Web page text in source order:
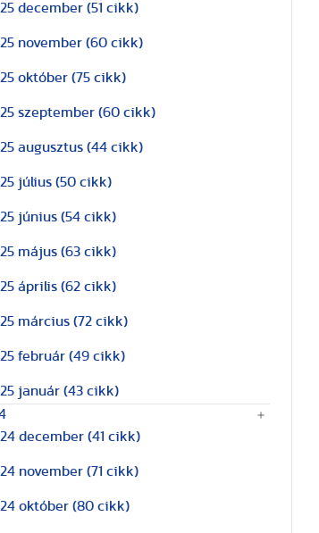
december (51 cikk)
november (60 cikk)
október (75 cikk)
szeptember (60 cikk)
augusztus (44 cikk)
július (50 cikk)
június (54 cikk)
május (63 cikk)
április (62 cikk)
március (72 cikk)
február (49 cikk)
január (43 cikk)
december (41 cikk)
november (71 cikk)
október (80 cikk)